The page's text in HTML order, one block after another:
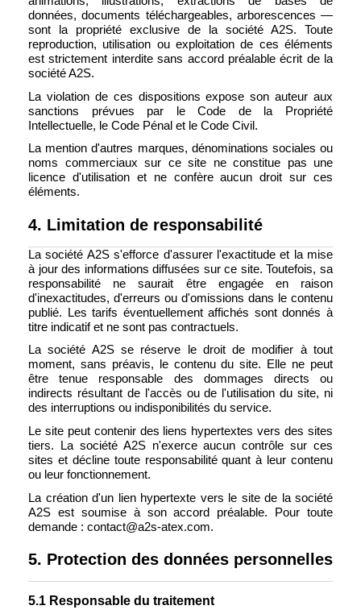
données, documents téléchargeables, arborescences —
sont la propriété exclusive de la société A2S. Toute
reproduction, utilisation ou exploitation de ces éléments
est strictement interdite sans accord préalable écrit de la
société A2S.
La violation de ces dispositions expose son auteur aux
sanctions prévues par le Code de la Propriété
Intellectuelle, le Code Pénal et le Code Civil.
La mention d'autres marques, dénominations sociales ou
noms commerciaux sur ce site ne constitue pas une
licence d'utilisation et ne confère aucun droit sur ces
éléments.
4. Limitation de responsabilité
La société A2S s'efforce d'assurer l'exactitude et la mise
à jour des informations diffusées sur ce site. Toutefois, sa
responsabilité ne saurait être engagée en raison
d'inexactitudes, d'erreurs ou d'omissions dans le contenu
publié. Les tarifs éventuellement affichés sont donnés à
titre indicatif et ne sont pas contractuels.
La société A2S se réserve le droit de modifier à tout
moment, sans préavis, le contenu du site. Elle ne peut
être tenue responsable des dommages directs ou
indirects résultant de l'accès ou de l'utilisation du site, ni
des interruptions ou indisponibilités du service.
Le site peut contenir des liens hypertextes vers des sites
tiers. La société A2S n'exerce aucun contrôle sur ces
sites et décline toute responsabilité quant à leur contenu
ou leur fonctionnement.
La création d'un lien hypertexte vers le site de la société
A2S est soumise à son accord préalable. Pour toute
demande : contact@a2s-atex.com.
5. Protection des données personnelles
5.1 Responsable du traitement